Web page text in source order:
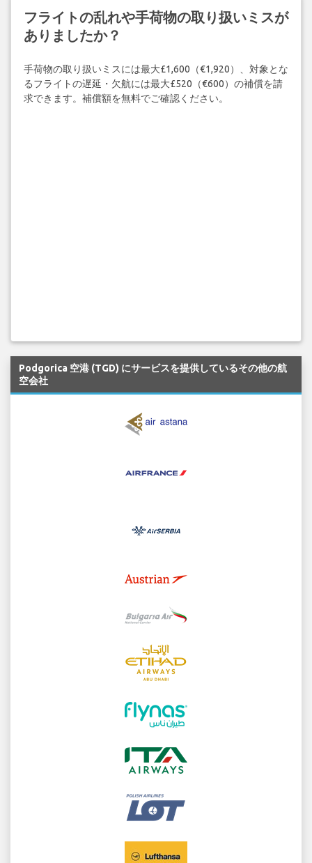
フライトの乱れや手荷物の取り扱いミスが
ありましたか？
手荷物の取り扱いミスには最大£1,600（€1,920）、対象とな
るフライトの遅延・欠航には最大£520（€600）の補償を請
求できます。補償額を無料でご確認ください。
Podgorica 空港 (TGD) にサービスを提供しているその他の航
空会社